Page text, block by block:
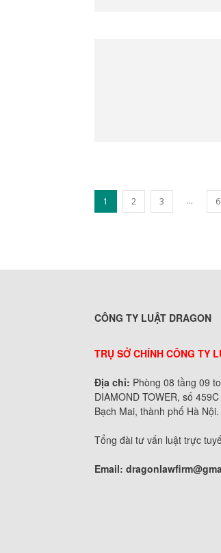
1 2 3 ... 6
CÔNG TY LUẬT DRAGON
TRỤ SỞ CHÍNH CÔNG TY
Địa chỉ: Phòng 08 tầng 09
DIAMOND TOWER, số
Bạch Mai, thành phố Hà Nội.
Tổng đài tư vấn luật trực
Email: